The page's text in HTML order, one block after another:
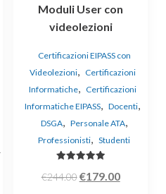
Moduli User con
videolezioni
Certificazioni EIPASS con
Videolezioni, Certificazioni
Informatiche, Certificazioni
Informatiche EIPASS, Docenti,
DSGA, Personale ATA,
Professionisti, Studenti
5.00
€244.00Il
€179.00Il